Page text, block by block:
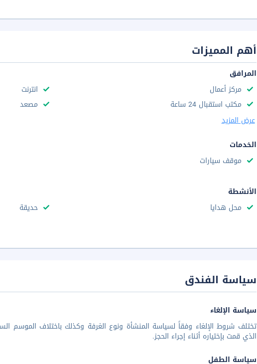
أهم المميزات
المرافق
مركز أعمال
انترنت
مكتب استقبال 24 ساعة
مصعد
عرض المزيد
الخدمات
موقف سيارات
الأنشطة
محل هدايا
حديقة
سياسة الفندق
سياسة الإلغاء
تختلف شروط الإلغاء وفقاً لسياسة المنشأة ونوع الغرفة وكذلك باختلاف الموسم
الذي قمت بإختياره أثناء إجراء الحجز.
سياسة الطفل